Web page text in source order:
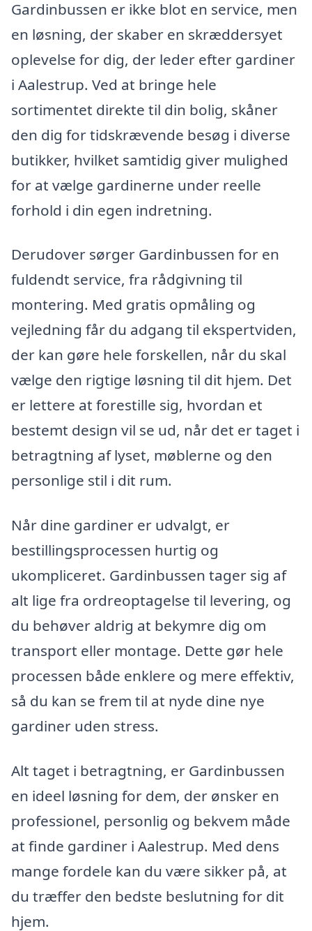
Gardinbussen er ikke blot en service, men
en løsning, der skaber en skræddersyet
oplevelse for dig, der leder efter gardiner
i Aalestrup. Ved at bringe hele
sortimentet direkte til din bolig, skåner
den dig for tidskrævende besøg i diverse
butikker, hvilket samtidig giver mulighed
for at vælge gardinerne under reelle
forhold i din egen indretning.
Derudover sørger Gardinbussen for en
fuldendt service, fra rådgivning til
montering. Med gratis opmåling og
vejledning får du adgang til ekspertviden,
der kan gøre hele forskellen, når du skal
vælge den rigtige løsning til dit hjem. Det
er lettere at forestille sig, hvordan et
bestemt design vil se ud, når det er taget i
betragtning af lyset, møblerne og den
personlige stil i dit rum.
Når dine gardiner er udvalgt, er
bestillingsprocessen hurtig og
ukompliceret. Gardinbussen tager sig af
alt lige fra ordreoptagelse til levering, og
du behøver aldrig at bekymre dig om
transport eller montage. Dette gør hele
processen både enklere og mere effektiv,
så du kan se frem til at nyde dine nye
gardiner uden stress.
Alt taget i betragtning, er Gardinbussen
en ideel løsning for dem, der ønsker en
professionel, personlig og bekvem måde
at finde gardiner i Aalestrup. Med dens
mange fordele kan du være sikker på, at
du træffer den bedste beslutning for dit
hjem.